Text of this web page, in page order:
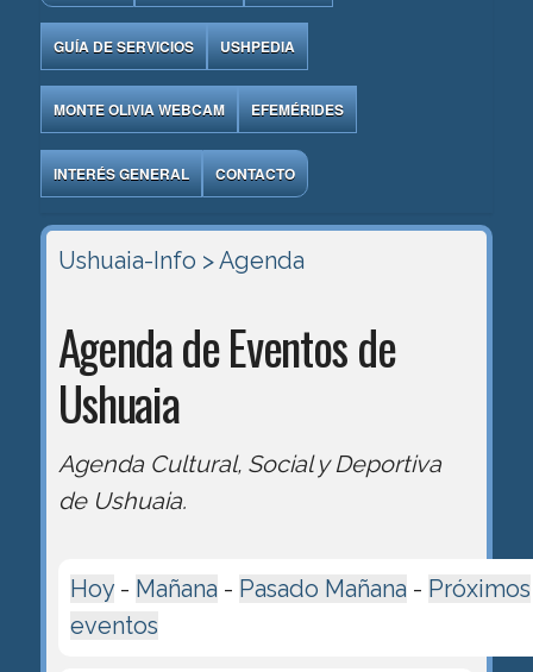
GUÍA DE SERVICIOS USHPEDIA
MONTE OLIVIA WEBCAM EFEMÉRIDES
INTERÉS GENERAL CONTACTO
Ushuaia-Info > Agenda
Agenda de Eventos de
Ushuaia
Agenda Cultural, Social y Deportiva
de Ushuaia.
Hoy- Mañana - Pasado Mañana - Próximos
eventos